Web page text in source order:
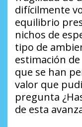
difícilmente
equilibrio
nichos de
tipo de
estimación
que se han
valor que
pregunta
de esta